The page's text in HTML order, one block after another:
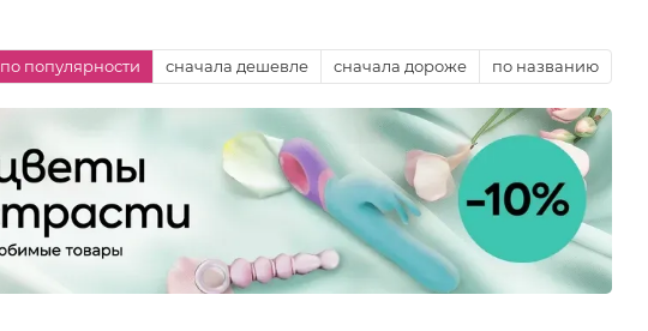
по популярности сначала дешевле сначала дороже по названию